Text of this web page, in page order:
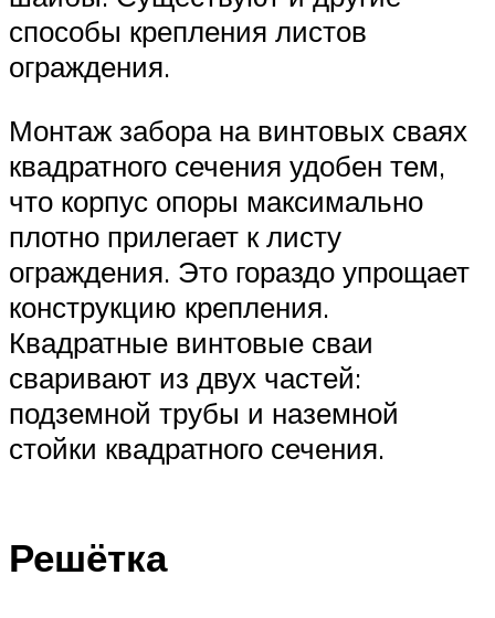
способы крепления листов
ограждения.
Монтаж забора на винтовых сваях
квадратного сечения удобен тем,
что корпус опоры максимально
плотно прилегает к листу
ограждения. Это гораздо упрощает
конструкцию крепления.
Квадратные винтовые сваи
сваривают из двух частей:
подземной трубы и наземной
стойки квадратного сечения.
Решётка